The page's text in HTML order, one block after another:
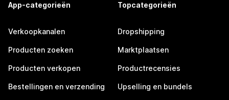
App-categorieën
Verkoopkanalen
Producten zoeken
Producten verkopen
Bestellingen en verzending
Topcategorieën
Dropshipping
Marktplaatsen
Productrecensies
Upselling en bundels